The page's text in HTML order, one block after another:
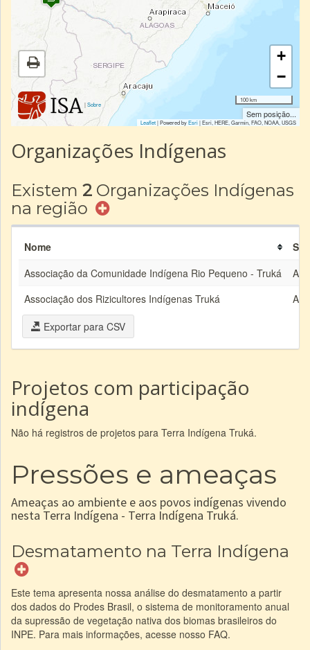
|Sobre
+
−
100 km
Sem posição...
Leaflet| Powered byEsri|Esri, HERE, Garmin, FAO, NOAA, USGS
Organizações Indígenas
Existem 2 Organizações Indígenas
na região
Nome
Associação da Comunidade Indígena Rio Pequeno - Truká
Associação dos Rizicultores Indígenas Truká
Exportar para CSV
Projetos com participação
indígena
Não há registros de projetos para Terra Indígena Truká.
Pressões e ameaças
Ameaças ao ambiente e aos povos indígenas vivendo
nesta Terra Indígena - Terra Indígena Truká.
Desmatamento na Terra Indígena
Este tema apresenta nossa análise do desmatamento a partir
dos dados do Prodes Brasil, o sistema de monitoramento anual
da supressão de vegetação nativa dos biomas brasileiros do
INPE. Para mais informações, acesse nosso FAQ.